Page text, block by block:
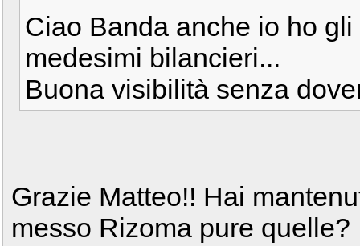
Ciao Banda anche io ho
medesimi bilancieri...
Buona visibilità senza
Grazie Matteo!! Hai
messo Rizoma pure quelle?